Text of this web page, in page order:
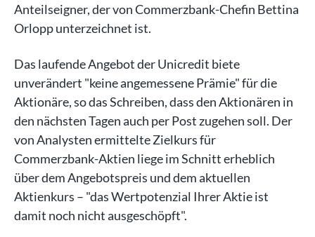
Anteilseigner, der von Commerzbank-Chefin Bettina
Orlopp unterzeichnet ist.
Das laufende Angebot der Unicredit biete
unverändert "keine angemessene Prämie" für die
Aktionäre, so das Schreiben, dass den Aktionären in
den nächsten Tagen auch per Post zugehen soll. Der
von Analysten ermittelte Zielkurs für
Commerzbank-Aktien liege im Schnitt erheblich
über dem Angebotspreis und dem aktuellen
Aktienkurs – "das Wertpotenzial Ihrer Aktie ist
damit noch nicht ausgeschöpft".